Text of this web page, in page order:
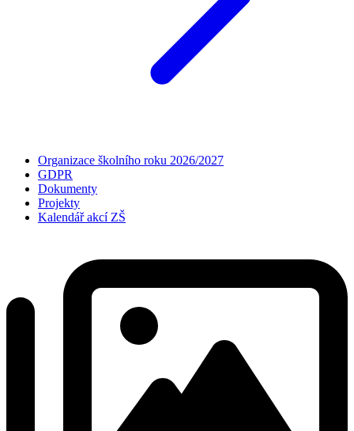
Organizace školního roku 2026/2027
GDPR
Dokumenty
Projekty
Kalendář akcí ZŠ